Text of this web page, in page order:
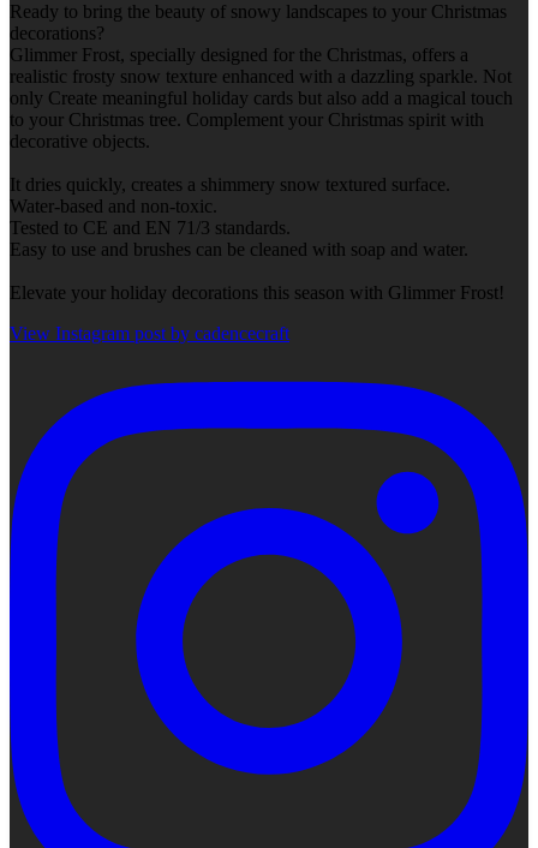
Ready to bring the beauty of snowy landscapes to your Christmas
decorations?
Glimmer Frost, specially designed for the Christmas, offers a
realistic frosty snow texture enhanced with a dazzling sparkle. Not
only Create meaningful holiday cards but also add a magical touch
to your Christmas tree. Complement your Christmas spirit with
decorative objects.
It dries quickly, creates a shimmery snow textured surface.
Water-based and non-toxic.
Tested to CE and EN 71/3 standards.
Easy to use and brushes can be cleaned with soap and water.
Elevate your holiday decorations this season with Glimmer Frost!
View Instagram post by cadencecraft